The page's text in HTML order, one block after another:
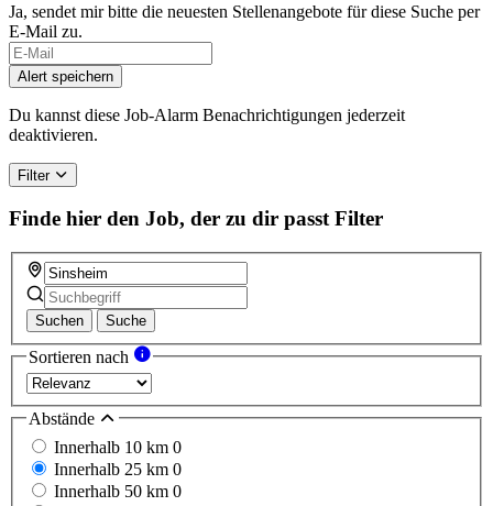
Ja, sendet mir bitte die neuesten Stellenangebote für diese Suche per
E-Mail zu.
Alert speichern
Du kannst diese Job-Alarm Benachrichtigungen jederzeit
deaktivieren.
Filter
Finde hier den Job, der zu dir passt Filter
Suchen Suche
Sortieren nach
Abstände
Innerhalb 10 km 0
Innerhalb 25 km 0
Innerhalb 50 km 0